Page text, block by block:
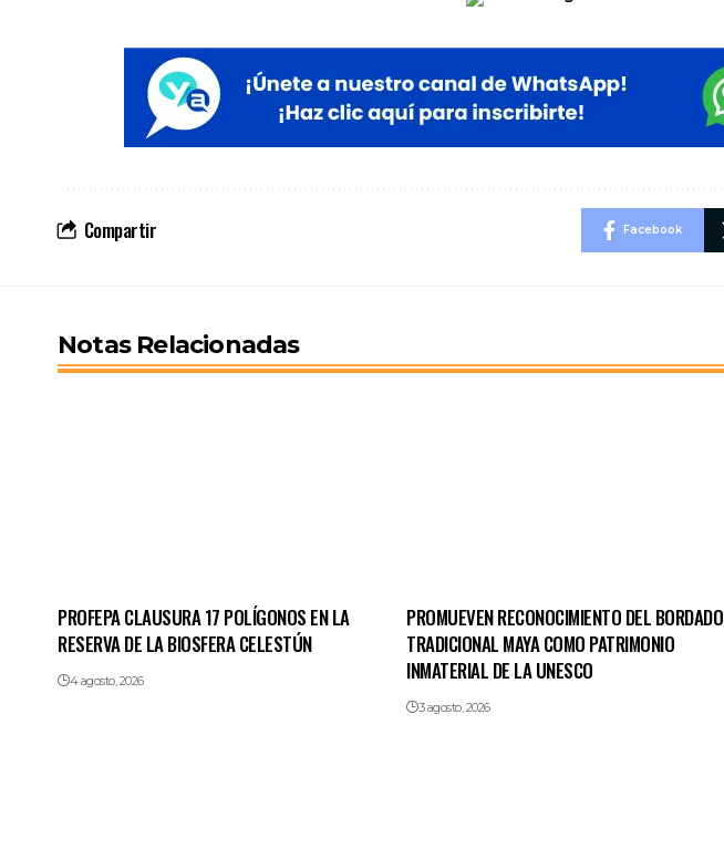
Compartir Facebook
Notas Relacionadas
PROFEPA CLAUSURA 17 POLÍGONOS EN LA
RESERVA DE LA BIOSFERA CELESTÚN
4 agosto, 2026
PROMUEVEN RECONOCIMIENTO DEL BORDADO
TRADICIONAL MAYA COMO PATRIMONIO
INMATERIAL DE LA UNESCO
3 agosto, 2026